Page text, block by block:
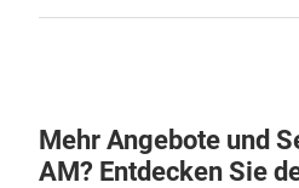
Mehr Angebote und
AM? Entdecken Sie